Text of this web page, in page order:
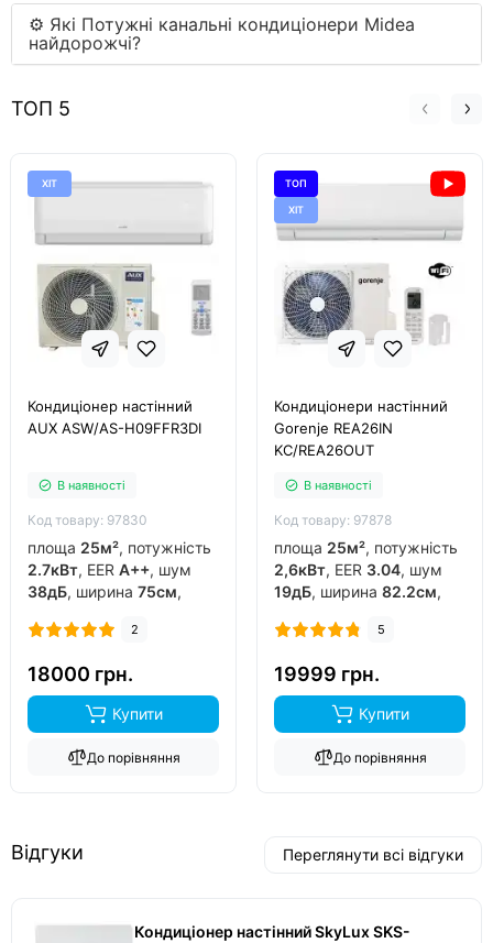
⚙ Які Потужні канальні кондиціонери Midea
найдорожчі?
ТОП 5
ХІТ
Кондиціонер настінний
AUX ASW/AS-H09FFR3DI
В наявності
Код товару: 97830
площа 25м², потужність
2.7кВт, EER A++, шум
38дБ, ширина 75см,
китай, інвертор
2
18000 грн.
Купити
До порівняння
ТОП
ХІТ
Кондиціонери настінний
Gorenje REA26IN
KC/REA26OUT
В наявності
Код товару: 97878
площа 25м², потужність
2,6кВт, EER 3.04, шум
19дБ, ширина 82.2см,
китай, інвертор
5
19999 грн.
Купити
До порівняння
Відгуки Переглянути всі відгуки
Кондиціонер настінний SkyLux SKS-